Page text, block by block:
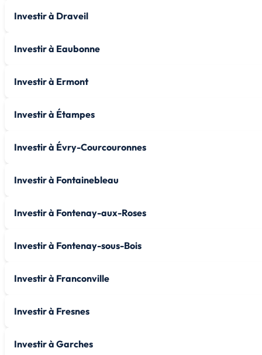
Investir à Draveil
Investir à Eaubonne
Investir à Ermont
Investir à Étampes
Investir à Évry-Courcouronnes
Investir à Fontainebleau
Investir à Fontenay-aux-Roses
Investir à Fontenay-sous-Bois
Investir à Franconville
Investir à Fresnes
Investir à Garches